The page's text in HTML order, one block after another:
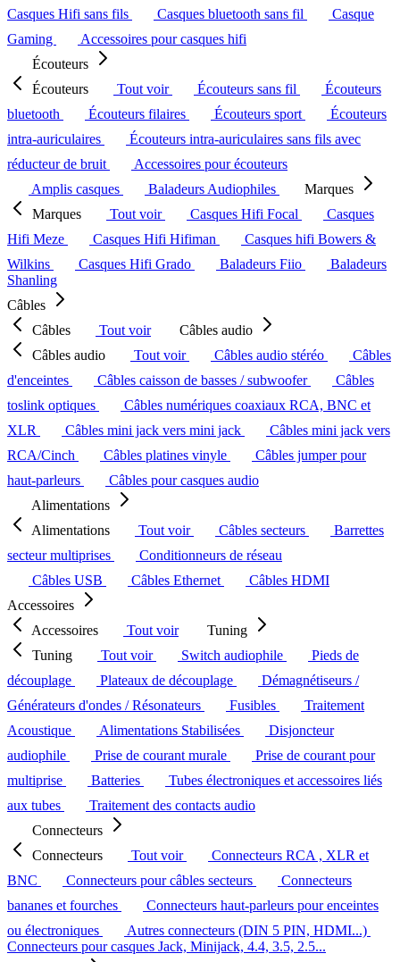
Casques Hifi sans fils
Casques bluetooth sans fil
Casque
Gaming
Accessoires pour casques hifi
Écouteurs
Écouteurs
Tout voir Écouteurs sans fil
Écouteurs
bluetooth
Écouteurs filaires Écouteurs sport
Écouteurs
intra-auriculaires
Écouteurs intra-auriculaires sans fils avec
réducteur de bruit
Accessoires pour écouteurs
Amplis casques
Baladeurs Audiophiles
Marques
Marques
Tout voir Casques Hifi Focal
Casques
Hifi Meze
Casques Hifi Hifiman
Casques hifi Bowers &
Wilkins
Casques Hifi Grado Baladeurs Fiio
Baladeurs
Shanling
Câbles
Câbles
Tout voir
Câbles audio
Câbles audio
Tout voir Câbles audio stéréo
Câbles
d'enceintes
Câbles caisson de basses / subwoofer
Câbles
toslink optiques
Câbles numériques coaxiaux RCA, BNC et
XLR
Câbles mini jack vers mini jack
Câbles mini jack vers
RCA/Cinch
Câbles platines vinyle
Câbles jumper pour
haut-parleurs
Câbles pour casques audio
Alimentations
Alimentations
Tout voir Câbles secteurs
Barrettes
secteur multiprises
Conditionneurs de réseau
Câbles USB
Câbles Ethernet
Câbles HDMI
Accessoires
Accessoires
Tout voir
Tuning
Tuning
Tout voir Switch audiophile
Pieds de
découplage
Plateaux de découplage
Démagnétiseurs /
Générateurs d'ondes / Résonateurs
Fusibles
Traitement
Acoustique
Alimentations Stabilisées
Disjoncteur
audiophile
Prise de courant murale
Prise de courant pour
multiprise
Batteries
Tubes électroniques et accessoires liés
aux tubes
Traitement des contacts audio
Connecteurs
Connecteurs
Tout voir
Connecteurs RCA , XLR et
BNC
Connecteurs pour câbles secteurs
Connecteurs
bananes et fourches
Connecteurs haut-parleurs pour enceintes
ou électroniques
Autres connecteurs (DIN 5 PIN, HDMI...)
Connecteurs pour casques Jack, Minijack, 4.4, 3.5, 2.5...